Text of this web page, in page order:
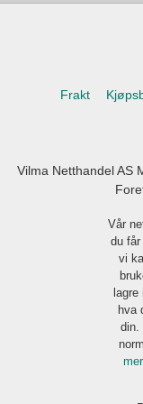
Frakt
Vilma Netthandel AS
Vår
du
vi
hva
din.
mer